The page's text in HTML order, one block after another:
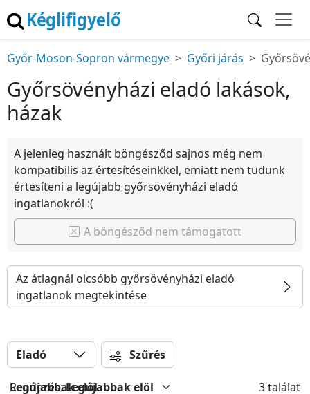
Kéglifigyelő
Győr-Moson-Sopron vármegye Győri járás
Győrsövényházi eladó lakások,
házak
A böngésződ nem támogatott
A jelenleg használt böngésződ sajnos még nem
kompatibilis az értesítéseinkkel, emiatt nem tudunk
értesíteni a legújabb győrsövényházi eladó
ingatlanokról :(
Az átlagnál olcsóbb győrsövényházi eladó
ingatlanok megtekintése
Eladó Szűrés
Rendezés:
Legújabbak elöl 3 találat